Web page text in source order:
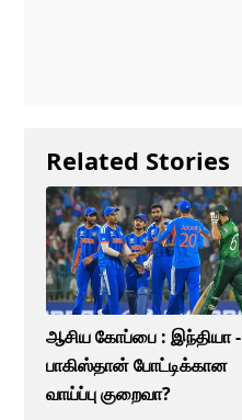
Related Stories
ஆசிய கோப்பை : இந்தியா -
பாகிஸ்தான் போட்டிக்கான
வாய்ப்பு குறைவா?